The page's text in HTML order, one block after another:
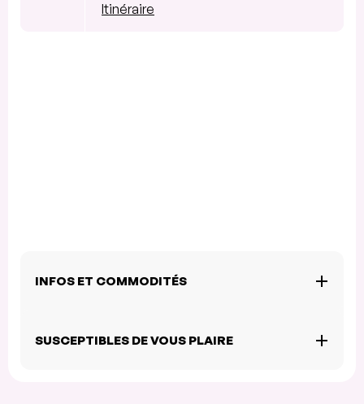
Itinéraire
INFOS ET COMMODITÉS
SUSCEPTIBLES DE VOUS PLAIRE